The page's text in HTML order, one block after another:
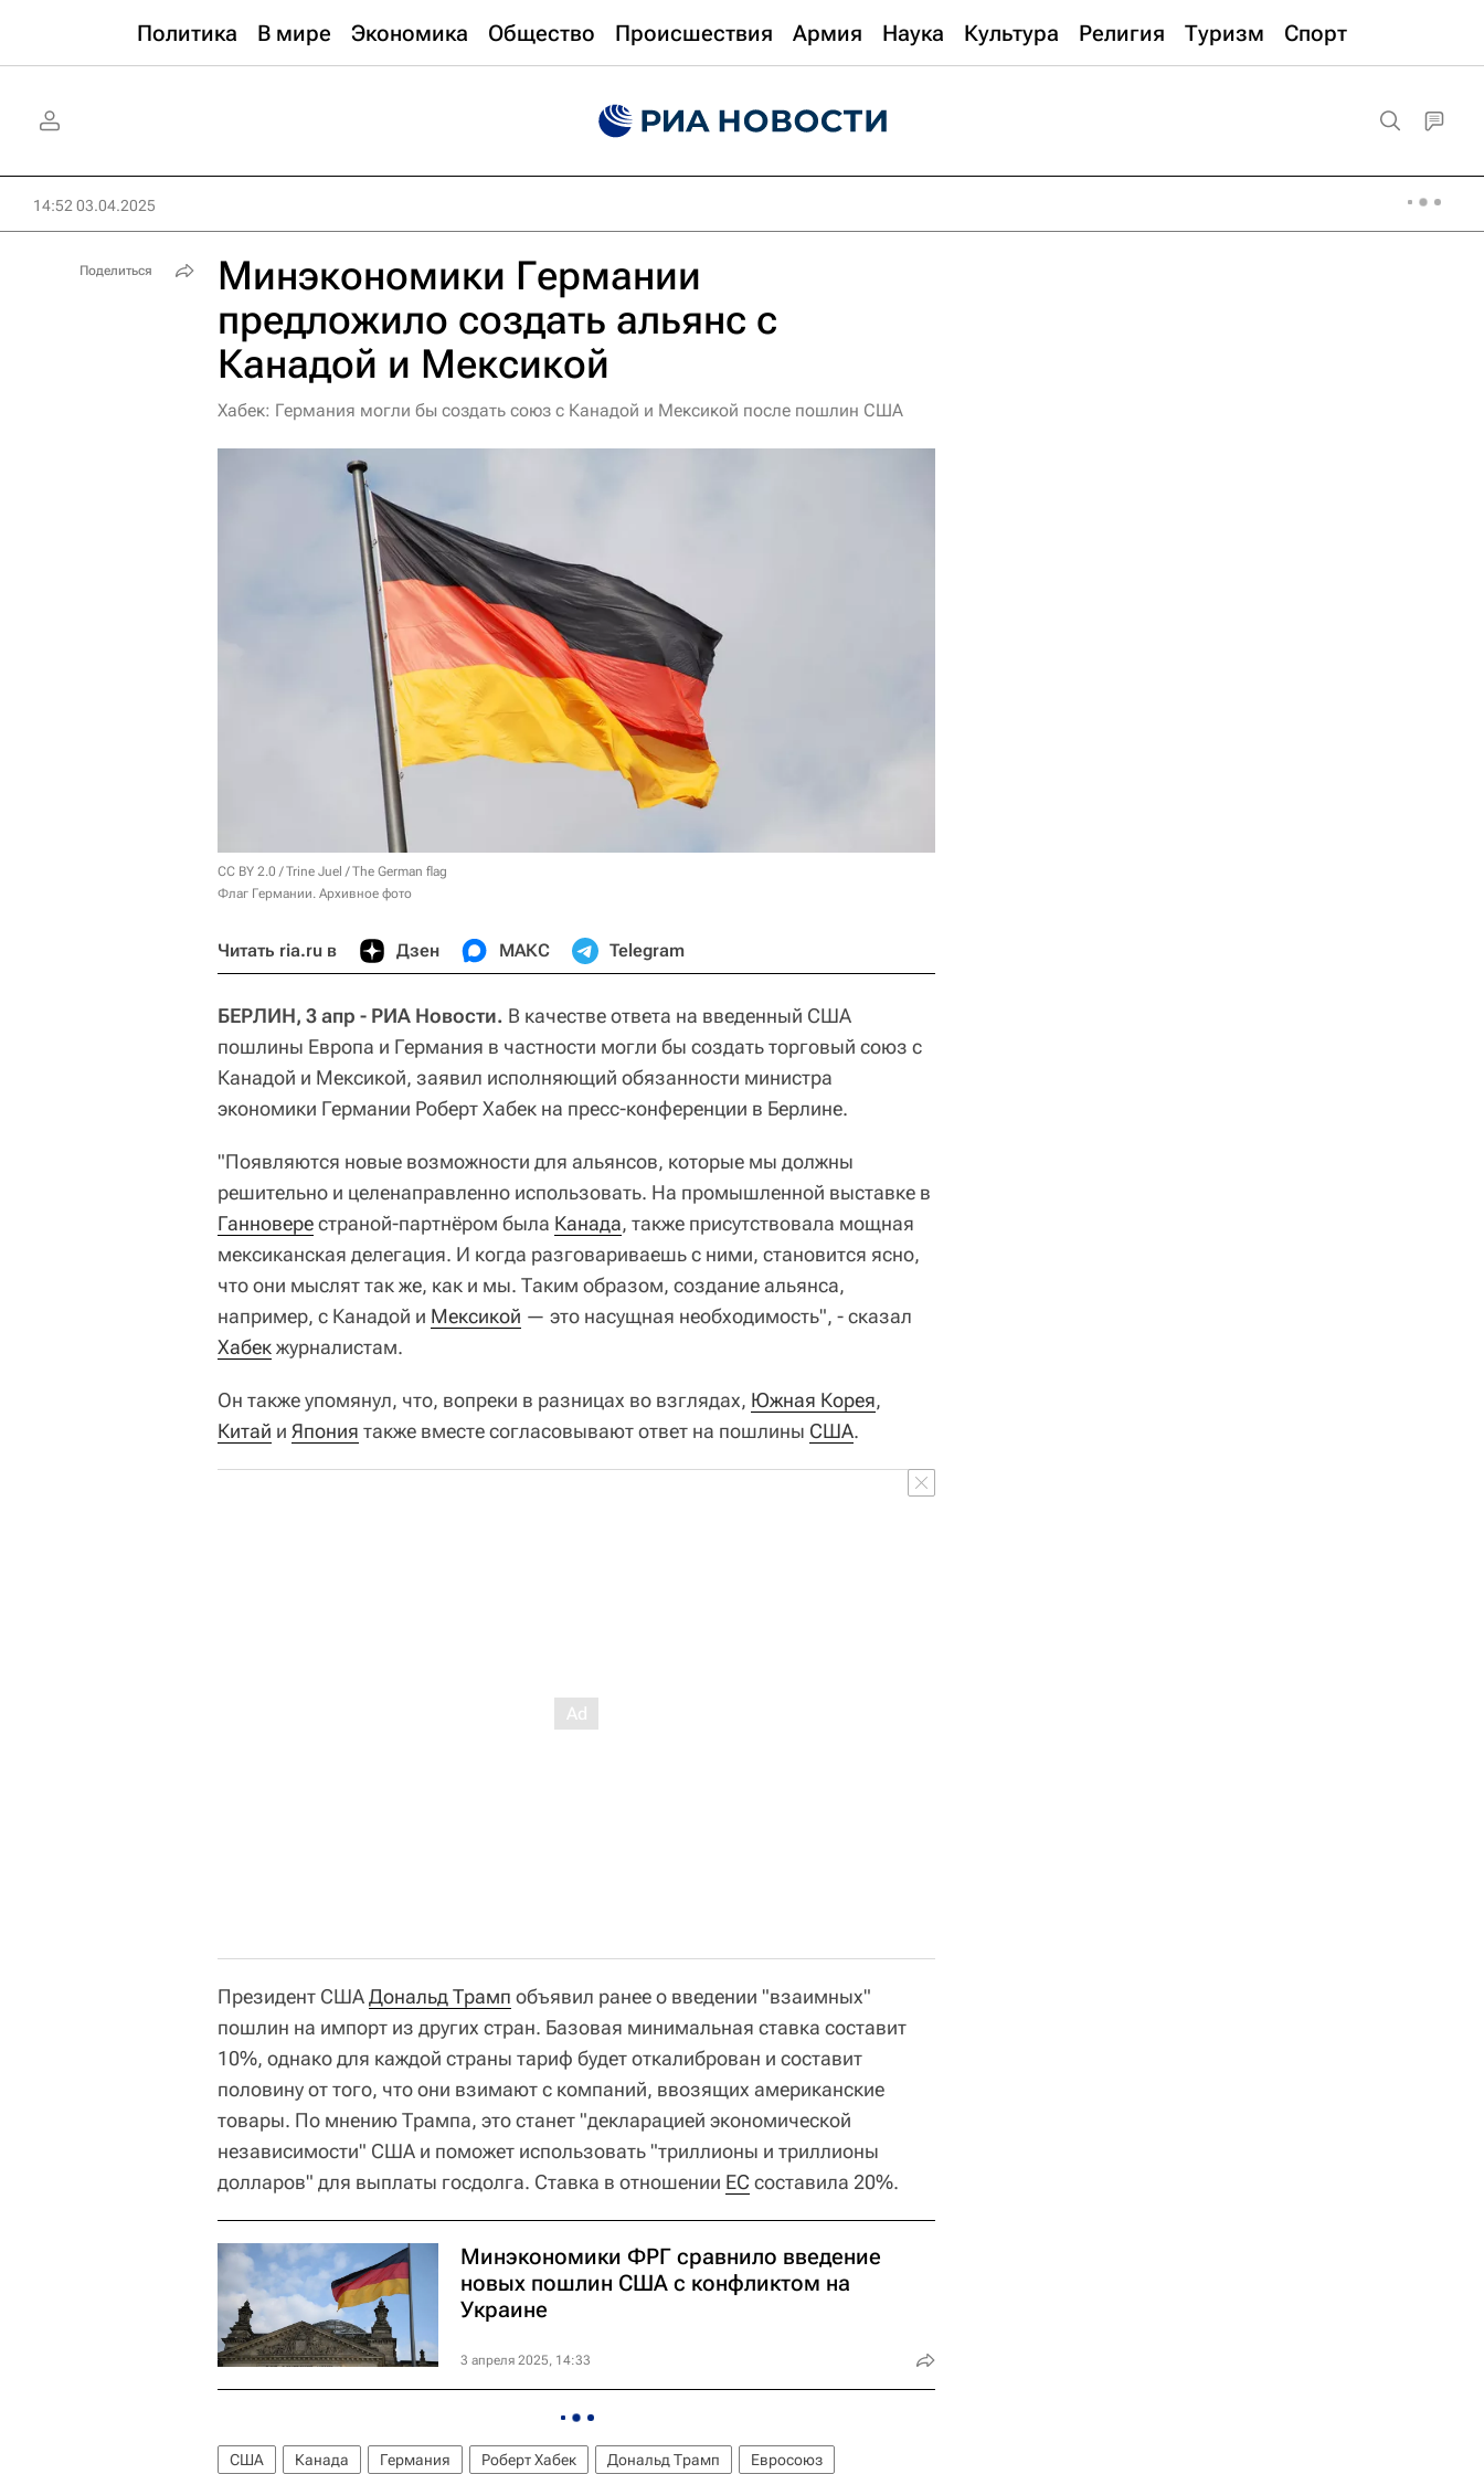
Политика В мире Экономика Общество Происшествия Армия Наука Культура Религия Туризм Спорт
14:52 03.04.2025
Минэкономики Германии
предложило создать альянс с
Канадой и Мексикой
Хабек: Германия могли бы создать союз с Канадой и Мексикой после пошлин США
CC BY 2.0 /Trine Juel /The German flag
Флаг Германии. Архивное фото
Читать ria.ru в Дзен МАКС Telegram
БЕРЛИН, 3 апр - РИА Новости. В качестве ответа на введенный США
пошлины Европа и Германия в частности могли бы создать торговый союз с
Канадой и Мексикой, заявил исполняющий обязанности министра
экономики Германии Роберт Хабек на пресс-конференции в Берлине.
"Появляются новые возможности для альянсов, которые мы должны
решительно и целенаправленно использовать. На промышленной выставке в
Ганноверестраной-партнёром была Канада, также присутствовала мощная
мексиканская делегация. И когда разговариваешь с ними, становится ясно,
что они мыслят так же, как и мы. Таким образом, создание альянса,
например, с Канадой и Мексикой — это насущная необходимость", - сказал
Хабекжурналистам.
Он также упомянул, что, вопреки в разницах во взглядах, Южная Корея,
Китай и Япония также вместе согласовывают ответ на пошлины США.
Президент СШАДональд Трамп объявил ранее о введении "взаимных"
пошлин на импорт из других стран. Базовая минимальная ставка составит
10%, однако для каждой страны тариф будет откалиброван и составит
половину от того, что они взимают с компаний, ввозящих американские
товары. По мнению Трампа, это станет "декларацией экономической
независимости" США и поможет использовать "триллионы и триллионы
долларов" для выплаты госдолга. Ставка в отношении ЕС составила 20%.
Минэкономики ФРГ сравнило введение
новых пошлин США с конфликтом на
Украине
3 апреля 2025, 14:33
США Канада Германия Роберт Хабек Дональд Трамп
Евросоюз
Поделиться